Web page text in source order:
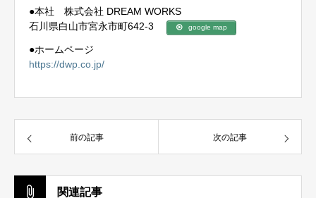
●本社 株式会社 DREAM WORKS
石川県白山市宮永市町642-3
google map
●ホームページ
https://dwp.co.jp/
前の記事 次の記事
関連記事